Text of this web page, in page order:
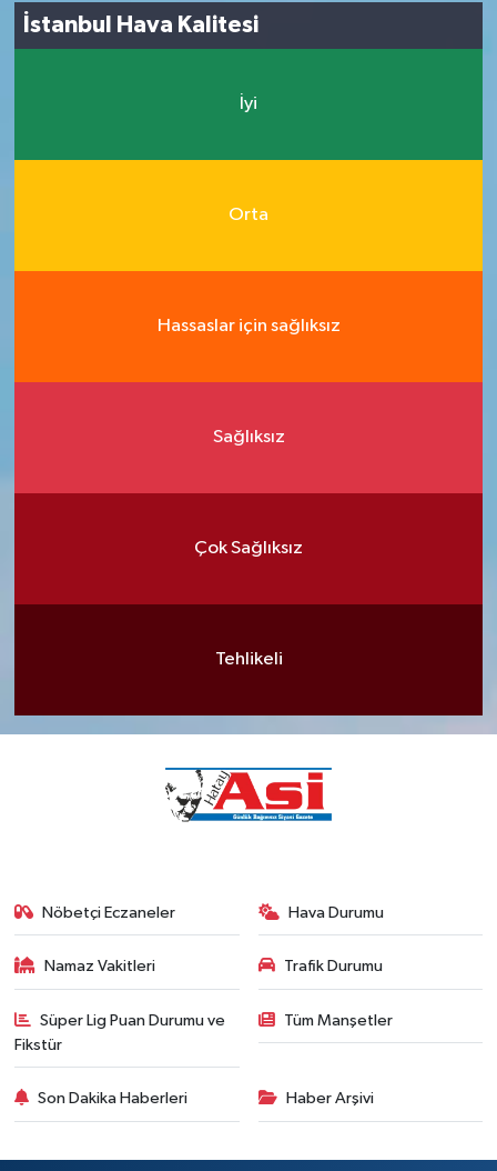
İstanbul Hava Kalitesi
İyi
Orta
Hassaslar için sağlıksız
Sağlıksız
Çok Sağlıksız
Tehlikeli
Nöbetçi Eczaneler Hava Durumu
Namaz Vakitleri Trafik Durumu
Süper Lig Puan Durumu ve
Fikstür
Tüm Manşetler
Son Dakika Haberleri Haber Arşivi